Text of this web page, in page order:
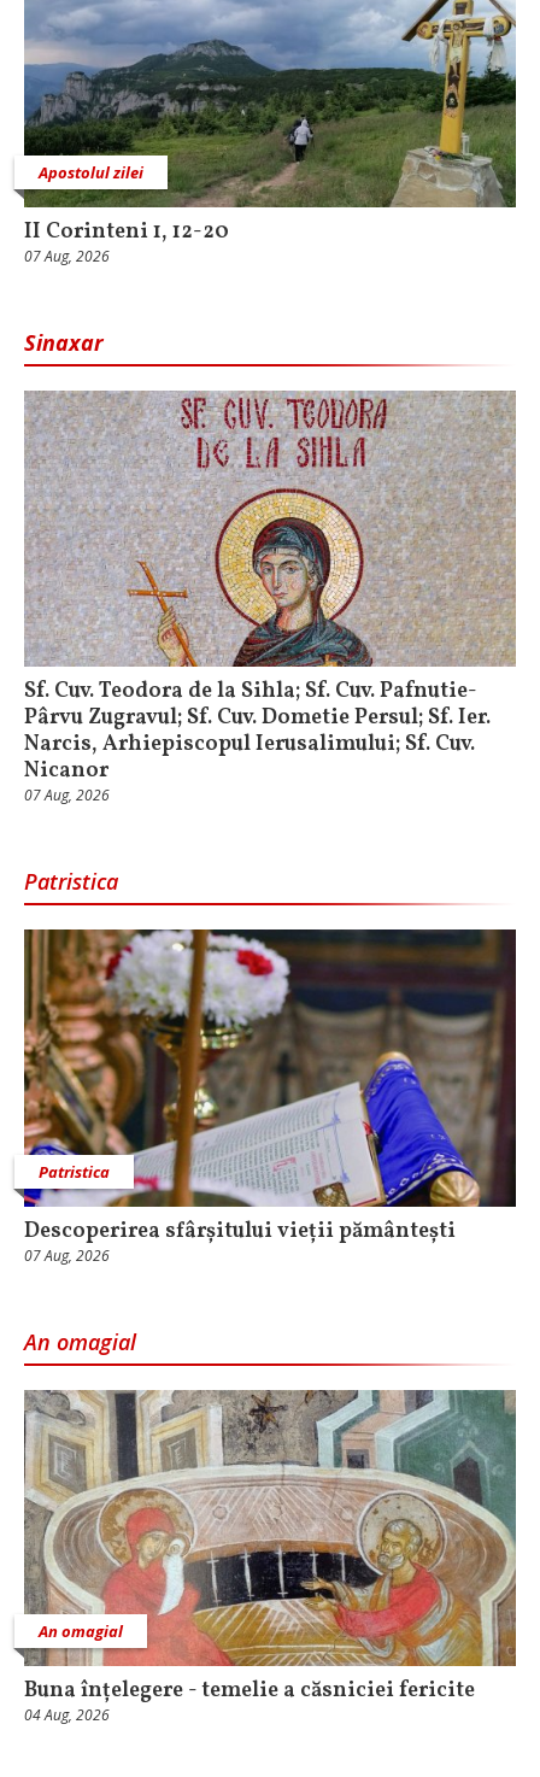
Apostolul zilei
II Corinteni 1, 12-20
07 Aug, 2026
Sinaxar
Sf. Cuv. Teodora de la Sihla; Sf. Cuv. Pafnutie-
Pârvu Zugravul; Sf. Cuv. Dometie Persul; Sf. Ier.
Narcis, Arhiepiscopul Ierusalimului; Sf. Cuv.
Nicanor
07 Aug, 2026
Patristica
Patristica
Descoperirea sfârșitului vieții pământești
07 Aug, 2026
An omagial
An omagial
Buna înțelegere - temelie a căsniciei fericite
04 Aug, 2026